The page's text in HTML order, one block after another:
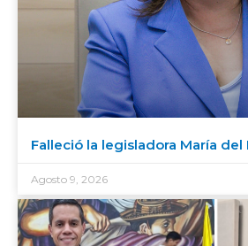
Falleció la legisladora María
Agosto 9, 2026